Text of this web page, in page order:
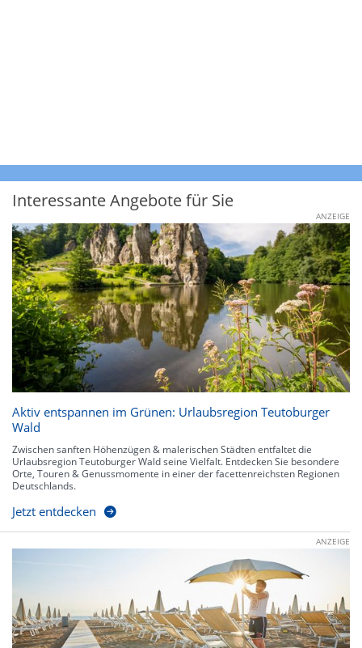
Interessante Angebote für Sie
ANZEIGE
Aktiv entspannen im Grünen: Urlaubsregion Teutoburger
Wald
Zwischen sanften Höhenzügen & malerischen Städten entfaltet die
Urlaubsregion Teutoburger Wald seine Vielfalt. Entdecken Sie besondere
Orte, Touren & Genussmomente in einer der facettenreichsten Regionen
Deutschlands.
Jetzt entdecken
ANZEIGE